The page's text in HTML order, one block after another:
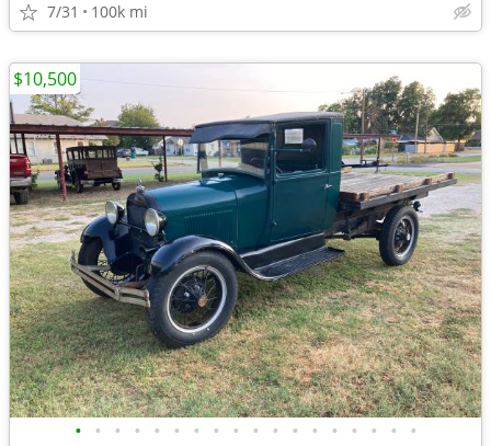
7/31 100k mi
• • • • • • • • • • • • • • • • • •
$10,500